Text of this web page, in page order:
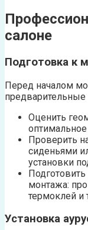
салоне
Подготовка к
Перед началом
предварительные
Оценить
Проверить
сиденьями
установки
монтажа:
термоклей и
Установка